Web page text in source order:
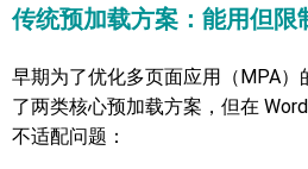
传统预加载方案：能用但限
早期为了优化多页面应用（MPA）
了两类核心预加载方案，但在
不适配问题：